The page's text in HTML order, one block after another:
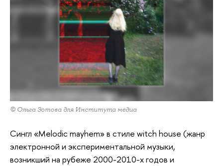
© Ольга Зотова для Института медиа
Сингл «Melodic mayhem» в стиле witch house (жанр
электронной и экспериментальной музыки,
возникший на рубеже 2000-2010-х годов и